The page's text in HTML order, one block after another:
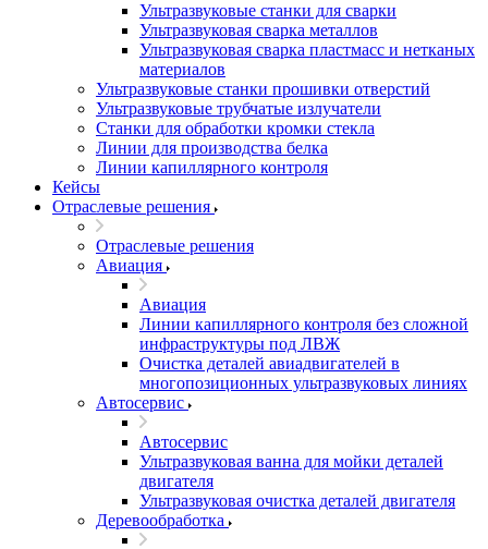
Ультразвуковые станки для сварки
Ультразвуковая сварка металлов
Ультразвуковая сварка пластмасс и нетканых
материалов
Ультразвуковые станки прошивки отверстий
Ультразвуковые трубчатые излучатели
Станки для обработки кромки стекла
Линии для производства белка
Линии капиллярного контроля
Кейсы
Отраслевые решения
Отраслевые решения
Авиация
Авиация
Линии капиллярного контроля без сложной
инфраструктуры под ЛВЖ
Очистка деталей авиадвигателей в
многопозиционных ультразвуковых линиях
Автосервис
Автосервис
Ультразвуковая ванна для мойки деталей
двигателя
Ультразвуковая очистка деталей двигателя
Деревообработка